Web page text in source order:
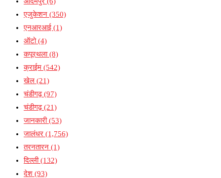
एजुकेशन (350)
एनआरआई (1)
ऑटो(4)
कपूरथला(8)
क्राईम (542)
खेल (21)
चंडीगढ़(97)
चंडीगढ़(21)
जानकारी(53)
जालंधर (1,756)
तरनतारन (1)
दिल्ली(132)
देश (93)